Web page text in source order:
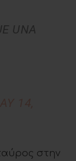
UNA
στην